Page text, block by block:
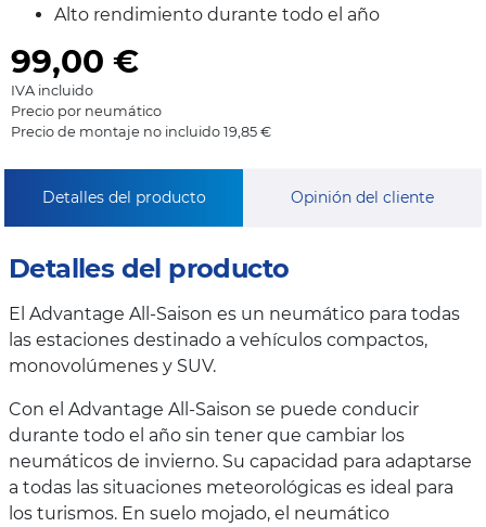
Alto rendimiento durante todo el año
99,00 €
IVA incluido
Precio por neumático
Precio de montaje no incluido 19,85 €
Detalles del producto Opinión del cliente
Detalles del producto
El Advantage All-Saison es un neumático para todas
las estaciones destinado a vehículos compactos,
monovolúmenes y SUV.
Con el Advantage All-Saison se puede conducir
durante todo el año sin tener que cambiar los
neumáticos de invierno. Su capacidad para adaptarse
a todas las situaciones meteorológicas es ideal para
los turismos. En suelo mojado, el neumático